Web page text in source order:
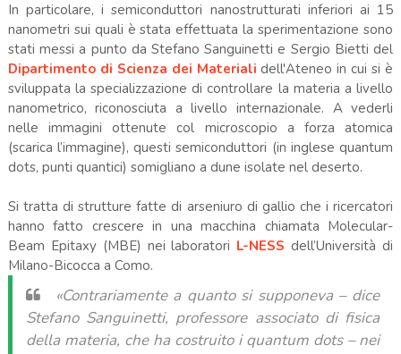
In particolare, i semiconduttori nanostrutturati inferiori ai 15
nanometri sui quali è stata effettuata la sperimentazione sono
stati messi a punto da Stefano Sanguinetti e Sergio Bietti del
Dipartimento di Scienza dei Materiali dell'Ateneo in cui si è
sviluppata la specializzazione di controllare la materia a livello
nanometrico, riconosciuta a livello internazionale. A vederli
nelle immagini ottenute col microscopio a forza atomica
(scarica l’immagine), questi semiconduttori (in inglese quantum
dots, punti quantici) somigliano a dune isolate nel deserto.
Si tratta di strutture fatte di arseniuro di gallio che i ricercatori
hanno fatto crescere in una macchina chiamata Molecular-
Beam Epitaxy (MBE) nei laboratori L-NESSdell’Università di
Milano-Bicocca a Como.
«Contrariamente a quanto si supponeva –dice
Stefano Sanguinetti, professore associato di fisica
della materia, che ha costruito i quantum dots –nei